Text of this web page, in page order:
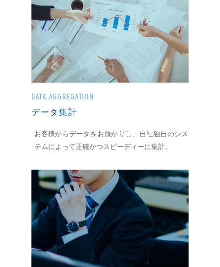
DATA AGGREGATION
データ集計
お客様からデータをお預かりし、自社独自のシス
テムによって正確かつスピーディーに集計。